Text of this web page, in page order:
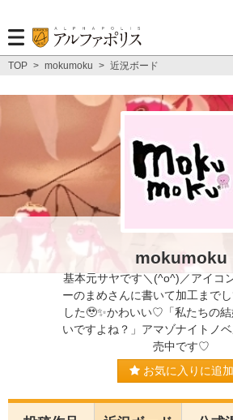
TOP > mokumoku > 近況ボード
mokumoku
基本元サヤです＼(^o^)／アイコ
ーのまめさんに書いて加工まで
した🥹✨かわいい♡「私たちの
いですよね？」アマゾナイトノ
売中です♡
お気に入りに追加